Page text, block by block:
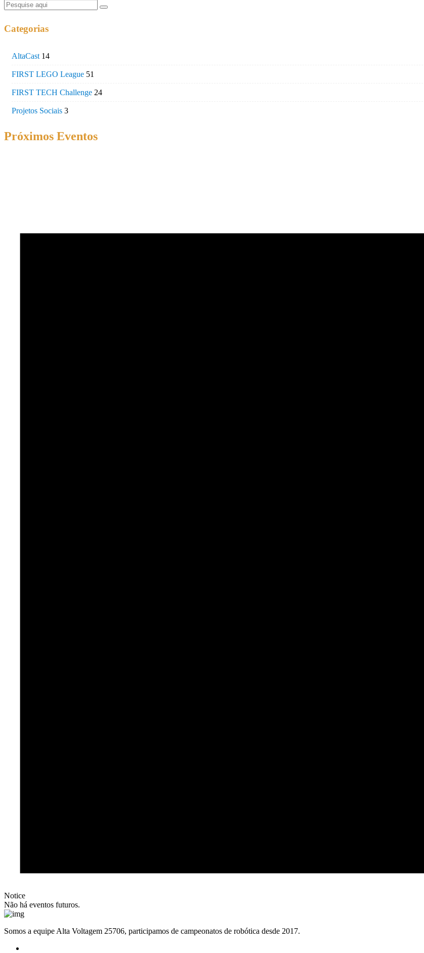
Categorias
AltaCast 14
FIRST LEGO League 51
FIRST TECH Challenge 24
Projetos Sociais 3
Próximos Eventos
Notice
Não há eventos futuros.
Somos a equipe Alta Voltagem 25706, participamos de campeonatos de robótica desde 2017.